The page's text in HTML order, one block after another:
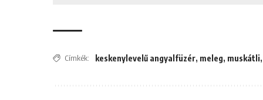
Címkék: keskenylevelű angyalfüzér, meleg, muskátli,